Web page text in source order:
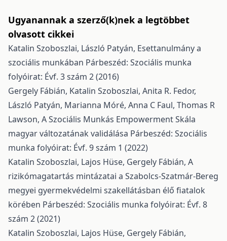
Ugyanannak a szerző(k)nek a legtöbbet
olvasott cikkei
Katalin Szoboszlai, László Patyán, Esettanulmány a
szociális munkában Párbeszéd: Szociális munka
folyóirat: Évf. 3 szám 2 (2016)
Gergely Fábián, Katalin Szoboszlai, Anita R. Fedor,
László Patyán, Marianna Móré, Anna C Faul, Thomas R
Lawson, A Szociális Munkás Empowerment Skála
magyar változatának validálása Párbeszéd: Szociális
munka folyóirat: Évf. 9 szám 1 (2022)
Katalin Szoboszlai, Lajos Hüse, Gergely Fábián, A
rizikómagatartás mintázatai a Szabolcs-Szatmár-Bereg
megyei gyermekvédelmi szakellátásban élő fiatalok
körében Párbeszéd: Szociális munka folyóirat: Évf. 8
szám 2 (2021)
Katalin Szoboszlai, Lajos Hüse, Gergely Fábián,